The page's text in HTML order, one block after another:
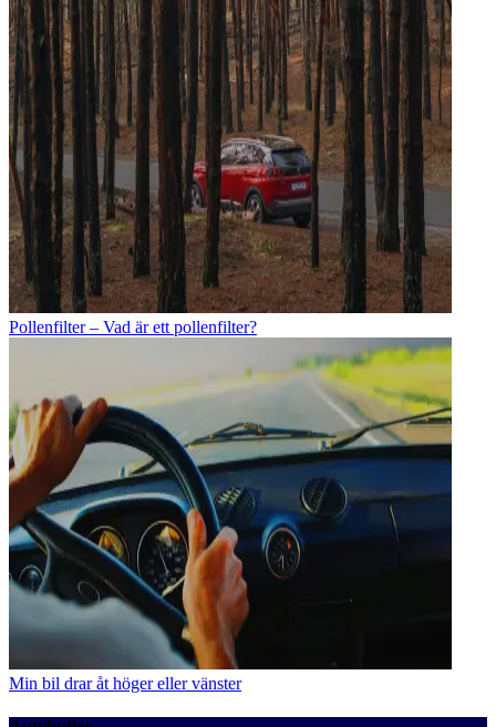
Pollenfilter – Vad är ett pollenfilter?
Min bil drar åt höger eller vänster